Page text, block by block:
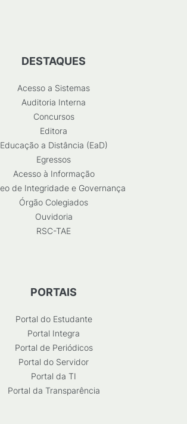
DESTAQUES
Acesso a Sistemas
Auditoria Interna
Concursos
Editora
Educação a Distância (EaD)
Egressos
Acesso à Informação
de Integridade e Governança
Órgão Colegiados
Ouvidoria
RSC-TAE
PORTAIS
Portal do Estudante
Portal Integra
Portal de Periódicos
Portal do Servidor
Portal da TI
Portal da Transparência